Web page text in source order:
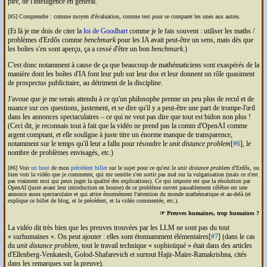
[#5] Comprendre : comme moyen d'évaluation, comme test pour se comparer les unes aux autres.
(Et là je me dois de citer la loi de Goodhartcomme je le fais souvent : utiliser les maths /
problèmes d'Erdős comme benchmarkpour les IAavait peut-être un sens, mais dès que
les boîtes s'en sont aperçu, ça a cessé d'être un bon benchmark.)
C'est donc notamment à cause de ça que beaucoup de mathématiciens sont exaspérés de la
manière dont les boîtes d'IAfont leur pub sur leur dos et leur donnent un rôle quasiment
de prospectus publicitaire, au détriment de la discipline.
J'avoue que je me serais attendu à ce qu'un philosophe prenne un peu plus de recul et de
nuance sur ces questions, justement, et se dire qu'il y a peut-être une part de trompe-l'œil
dans les annonces spectaculaires – ce qui ne veut pas dire que tout est bidon non plus !
(Ceci dit, je reconnais tout à fait que la vidéo ne prend pas la comm d'OpenAIcomme
argent comptant, et elle souligne à juste titre un énorme manque de transparence,
notamment sur le temps qu'il leur a fallu pour résoudre le unit distance problem[#6], le
nombre de problèmes envisagés, etc.)
[#6] Voirun boutde mon précédent billetsur le sujet pour ce qu'est le unit distance problemd'Erdős, ou
bien voir la vidéo que je commente, qui me semble s'en sortir pas mal sur la vulgarisation (mais ce n'est
pas vraiment moi qui peux juger la qualité des explications). Ce qui importe est que la résolution par
OpenAI(juste avant leur introduction en bourse) de ce problème ouvert passablement célèbre est une
annonce assez spectaculaire et qui attire énormément l'attention du monde mathématique et au-delà (et
explique ce billet de blog, et le précédent, et la vidéo commentée, etc.).
☞ Preuves humaines, trop humaines ?
La vidéo dit très bien que les preuves trouvées par les LLMne sont pas du tout
« surhumaines ». On peut ajouter : elles sont étonnamment élémentaires[#7] (dans le cas
du unit distance problem, tout le travail technique « sophistiqué » était dans des articles
d'Ellenberg-Venkatesh, Golod-Shafarevich et surtout Hajir-Maire-Ramakrishna, cités
dans les remarques sur la preuve).